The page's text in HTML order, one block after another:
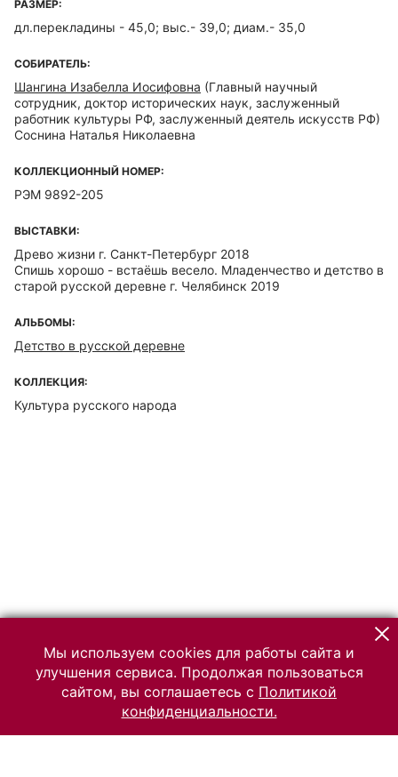
РАЗМЕР:
дл.перекладины - 45,0; выс.- 39,0; диам.- 35,0
СОБИРАТЕЛЬ:
Шангина Изабелла Иосифовна (Главный научный
сотрудник, доктор исторических наук, заслуженный
работник культуры РФ, заслуженный деятель искусств РФ)
Соснина Наталья Николаевна
КОЛЛЕКЦИОННЫЙ НОМЕР:
РЭМ 9892-205
ВЫСТАВКИ:
Древо жизни г. Санкт-Петербург 2018
Спишь хорошо - встаёшь весело. Младенчество и детство в
старой русской деревне г. Челябинск 2019
АЛЬБОМЫ:
Детство в русской деревне
КОЛЛЕКЦИЯ:
Культура русского народа
Мы используем cookies для работы сайта и
улучшения сервиса. Продолжая пользоваться
сайтом, вы соглашаетесь с Политикой
конфиденциальности.